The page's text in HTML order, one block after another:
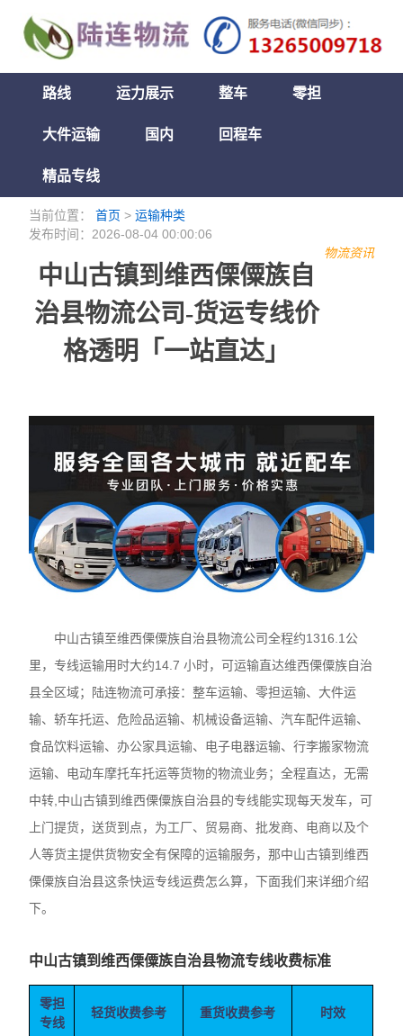
路线 运力展示 整车 零担
大件运输 国内 回程车
精品专线
当前位置：首页 >运输种类
发布时间：2026-08-04 00:00:06
物流资讯
中山古镇到维西傈僳族自
治县物流公司-货运专线价
格透明「一站直达」
中山古镇至维西傈僳族自治县物流公司全程约1316.1公
里，专线运输用时大约14.7 小时，可运输直达维西傈僳族自治
县全区域；陆连物流可承接：整车运输、零担运输、大件运
输、轿车托运、危险品运输、机械设备运输、汽车配件运输、
食品饮料运输、办公家具运输、电子电器运输、行李搬家物流
运输、电动车摩托车托运等货物的物流业务；全程直达，无需
中转,中山古镇到维西傈僳族自治县的专线能实现每天发车，可
上门提货，送货到点，为工厂、贸易商、批发商、电商以及个
人等货主提供货物安全有保障的运输服务，那中山古镇到维西
傈僳族自治县这条快运专线运费怎么算，下面我们来详细介绍
下。
中山古镇到维西傈僳族自治县物流专线收费标准
零担
专线
轻货收费参考 重货收费参考 时效